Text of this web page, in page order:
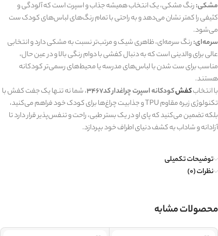
مشکی:رنگ مشکی، یک انتخاب همیشه جذاب و اسپرت است که آلودگی و
کثیفی را کمتر نشان می‌دهد و به راحتی با تمام رنگ‌های لباس‌های کودک ست
می‌شود.
سرمه‌ای:رنگ سرمه‌ای، ظاهری شیک و مرتب‌تر نسبت به مشکی دارد و انتخابی
عالی برای والدینی است که به دنبال کفشی با دوام رنگی بالا و در عین حال،
مناسب برای ست شدن با لباس‌های مدرسه یا محیط‌های رسمی‌تر کودکانه
هستند.
با انتخابکفشکودکانه اسپرت چراغدار کد3467
، شما نه تنها یک جفت کفش با
تکنولوژی زیره مقاوم TPU و جذابیت چراغ‌ها برای کودک خود فراهم می‌کنید،
بلکه تضمین می‌کنید که پای او در یک بستر طبی، راحت و تنفس‌پذیر قرار دارد تا
آزادانه و شاداب به کشف دنیای اطراف خود بپردازد.
توضیحات تکمیلی
نظرات (0)
محصولات مشابه